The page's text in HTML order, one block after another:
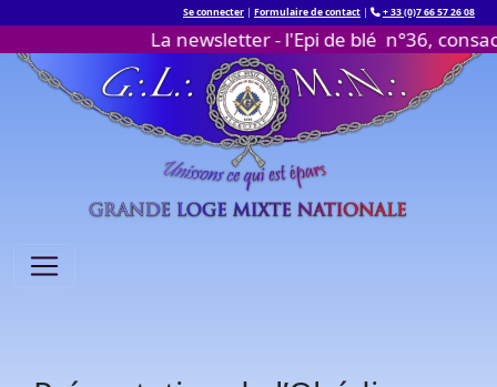
Se connecter | Formulaire de contact | + 33 (0)7 66 57 26 08
La newsletter - l'Epi de blé n°36,
Passer au contenu